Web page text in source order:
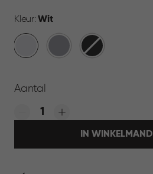
Kleur:Wit
Wit
Licht
Grijs
Donkergrijs
Aantal
Quantity:
IN WINKELMAND